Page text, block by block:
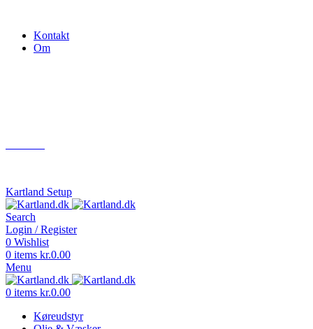
Kontakt
Om
Kartland Setup
Search
Login / Register
0 Wishlist
0 items kr.0.00
Menu
0 items kr.0.00
Køreudstyr